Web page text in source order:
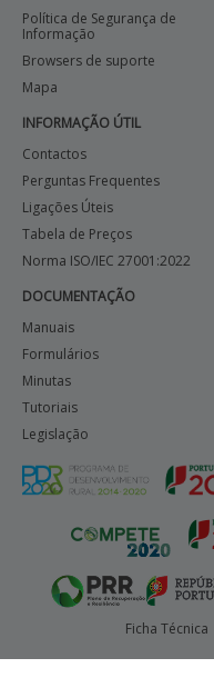
Política de Segurança de
Informação
Browsers de suporte
Mapa
INFORMAÇÃO ÚTIL
Contactos
Perguntas Frequentes
Ligações Úteis
Tabela de Preços
Norma ISO/IEC 27001:2022
DOCUMENTAÇÃO
Manuais
Formulários
Minutas
Tutoriais
Legislação
Ficha Técnica